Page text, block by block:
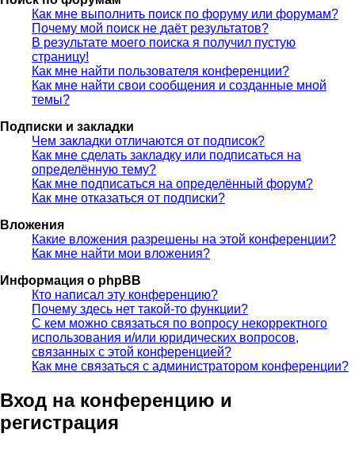
Как мне выполнить поиск по форуму или форумам?
Почему мой поиск не даёт результатов?
В результате моего поиска я получил пустую
страницу!
Как мне найти пользователя конференции?
Как мне найти свои сообщения и созданные мной
темы?
Подписки и закладки
Чем закладки отличаются от подписок?
Как мне сделать закладку или подписаться на
определённую тему?
Как мне подписаться на определённый форум?
Как мне отказаться от подписки?
Вложения
Какие вложения разрешены на этой конференции?
Как мне найти мои вложения?
Информация о phpBB
Кто написал эту конференцию?
Почему здесь нет такой-то функции?
С кем можно связаться по вопросу некорректного
использования и/или юридических вопросов,
связанных с этой конференцией?
Как мне связаться с администратором конференции?
Вход на конференцию и
регистрация